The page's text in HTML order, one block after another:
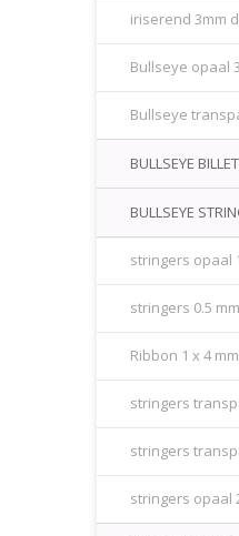
iriserend 3mm
Bullseye opaal
Bullseye
BULLSEYE
BULLSEYE
stringers opaal
stringers 0.5 mm
Ribbon 1 x 4 mm
stringers
stringers
stringers opaal